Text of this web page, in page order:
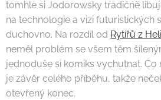
tomhle si Jodorowsky tradičně
na technologie a vizi futuristických
duchovno. Na rozdíl od Rytířů z
neměl problém se všem těm
jednoduše si komiks vychutnat.
je závěr celého příběhu, takže
otevřený konec.